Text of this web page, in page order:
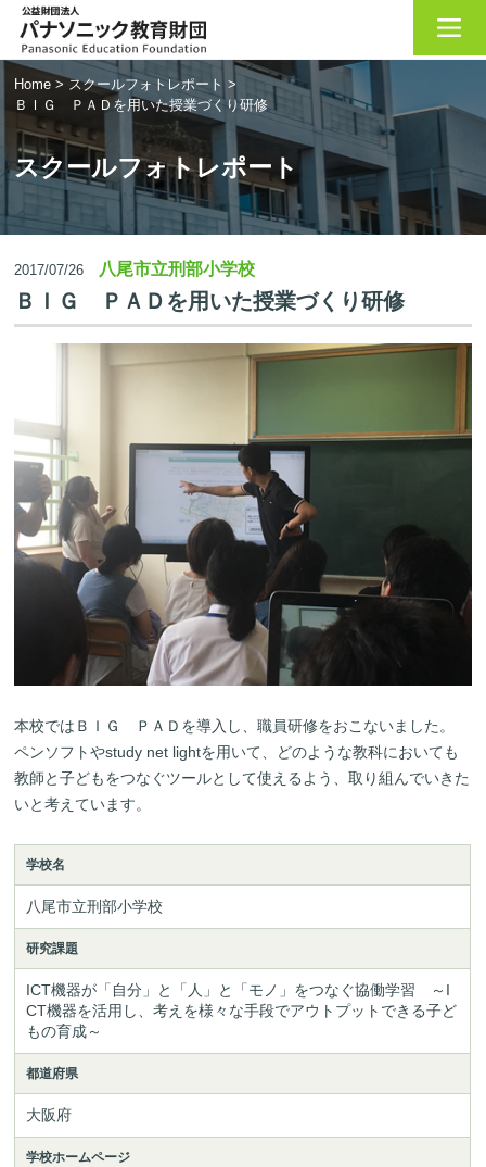
Home > スクールフォトレポート >
ＢＩＧ ＰＡＤを用いた授業づくり研修
スクールフォトレポート
2017/07/26 八尾市立刑部小学校
ＢＩＧ ＰＡＤを用いた授業づくり研修
本校ではＢＩＧ ＰＡＤを導入し、職員研修をおこないました。
ペンソフトやstudy net lightを用いて、どのような教科においても
教師と子どもをつなぐツールとして使えるよう、取り組んでいきた
いと考えています。
学校名
八尾市立刑部小学校
研究課題
ICT機器が「自分」と「人」と「モノ」をつなぐ協働学習　～I
CT機器を活用し、考えを様々な手段でアウトプットできる子ど
もの育成～
都道府県
大阪府
学校ホームページ